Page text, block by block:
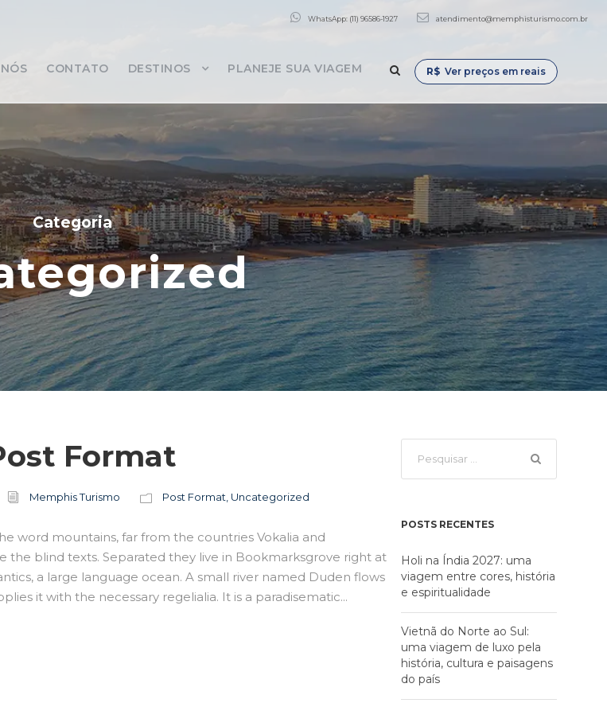
WhatsApp: (11) 96586-1927 atendimento@memphisturismo.com.br
CONTATO DESTINOS PLANEJE SUA VIAGEM R$ Ver preços em reais
Categoria
Format
Memphis Turismo Post Format Uncategorized
word mountains, far from the countries Vokalia and
the blind texts. Separated they live in Bookmarksgrove right at
a large language ocean. A small river named Duden flows
it with the necessary regelialia. It is a paradisematic...
POSTS RECENTES
Holi na Índia 2027: uma
viagem entre cores, história
e espiritualidade
Vietnã do Norte ao Sul:
uma viagem de luxo pela
história, cultura e paisagens
do país